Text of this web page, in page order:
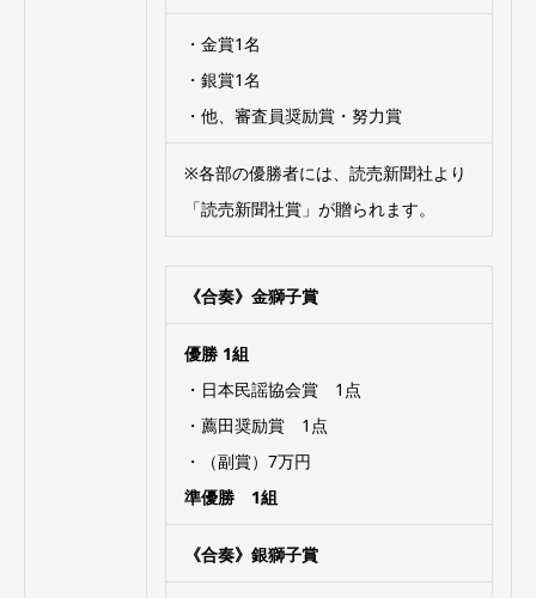
・金賞1名
・銀賞1名
・他、審査員奨励賞・努力賞
※各部の優勝者には、読売新聞社より
「読売新聞社賞」が贈られます。
《合奏》金獅子賞
優勝 1組
・日本民謡協会賞 1点
・薦田奨励賞 1点
・（副賞）7万円
準優勝 1組
《合奏》銀獅子賞